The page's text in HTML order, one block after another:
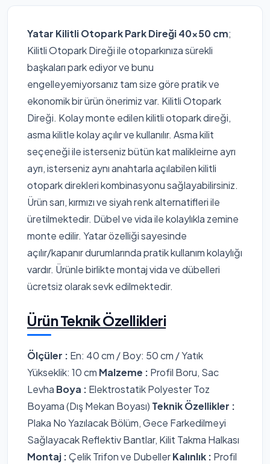
Yatar Kilitli Otopark Park Direği 40x50 cm;
Kilitli Otopark Direği ile otoparkınıza sürekli
başkaları park ediyor ve bunu
engelleyemiyorsanız tam size göre pratik ve
ekonomik bir ürün önerimiz var. Kilitli Otopark
Direği. Kolay monte edilen kilitli otopark direği,
asma kilitle kolay açılır ve kullanılır. Asma kilit
seçeneği ile isterseniz bütün kat malikleirne ayrı
ayrı, isterseniz aynı anahtarla açılabilen kilitli
otopark direkleri kombinasyonu sağlayabilirsiniz.
Ürün sarı, kırmızı ve siyah renk alternatifleri ile
üretilmektedir. Dübel ve vida ile kolaylıkla zemine
monte edilir. Yatar özelliği sayesinde
açılır/kapanır durumlarında pratik kullanım kolaylığı
vardır. Ürünle birlikte montaj vida ve dübelleri
ücretsiz olarak sevk edilmektedir.
Ürün Teknik Özellikleri
Ölçüler : En: 40 cm / Boy: 50 cm / Yatık
Yükseklik: 10 cm Malzeme : Profil Boru, Sac
Levha Boya : Elektrostatik Polyester Toz
Boyama (Dış Mekan Boyası) Teknik Özellikler :
Plaka No Yazılacak Bölüm, Gece Farkedilmeyi
Sağlayacak Reflektiv Bantlar, Kilit Takma Halkası
Montaj :Çelik Trifon ve DubellerKalınlık : Profil